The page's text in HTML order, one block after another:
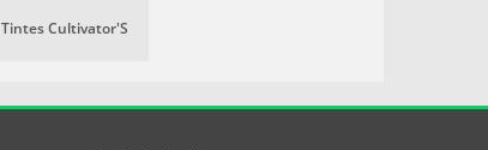
Tintes Cultivator'S